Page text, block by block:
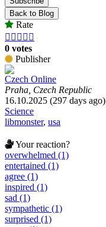
Back to Blog
Rate
    
0 votes
Publisher
Czech Online
Praha, Czech Republic
16.10.2025 (297 days ago)
Science
libmonster, usa
Your reaction?
overwhelmed (1)
entertained (1)
agree (1)
inspired (1)
sad (1)
sympathetic (1)
surprised (1)